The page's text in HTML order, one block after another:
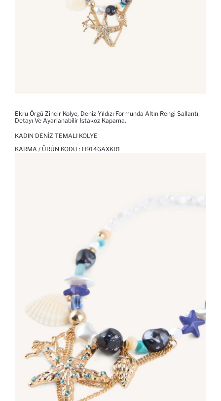
Ekru Örgü Zincir Kolye, Deniz Yıldızı Formunda Altın Rengi Sallantı
Detayı Ve Ayarlanabilir Istakoz Kapama.
KADIN DENIZ TEMALI KOLYE
KARMA / ÜRÜN KODU : H9146AXKR1